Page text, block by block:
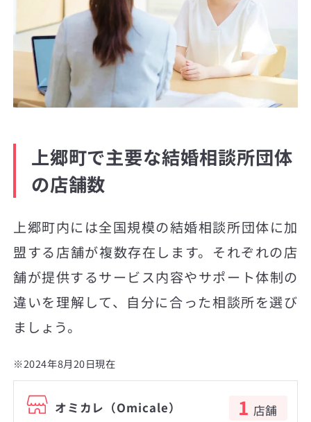
上郷町で主要な結婚相談所団体
の店舗数
上郷町内には全国規模の結婚相談所団体に加
盟する店舗が複数存在します。それぞれの店
舗が提供するサービス内容やサポート体制の
違いを理解して、自分に合った相談所を選び
ましょう。
※2024年8月20日現在
オミカレ（Omicale） 1 店舗